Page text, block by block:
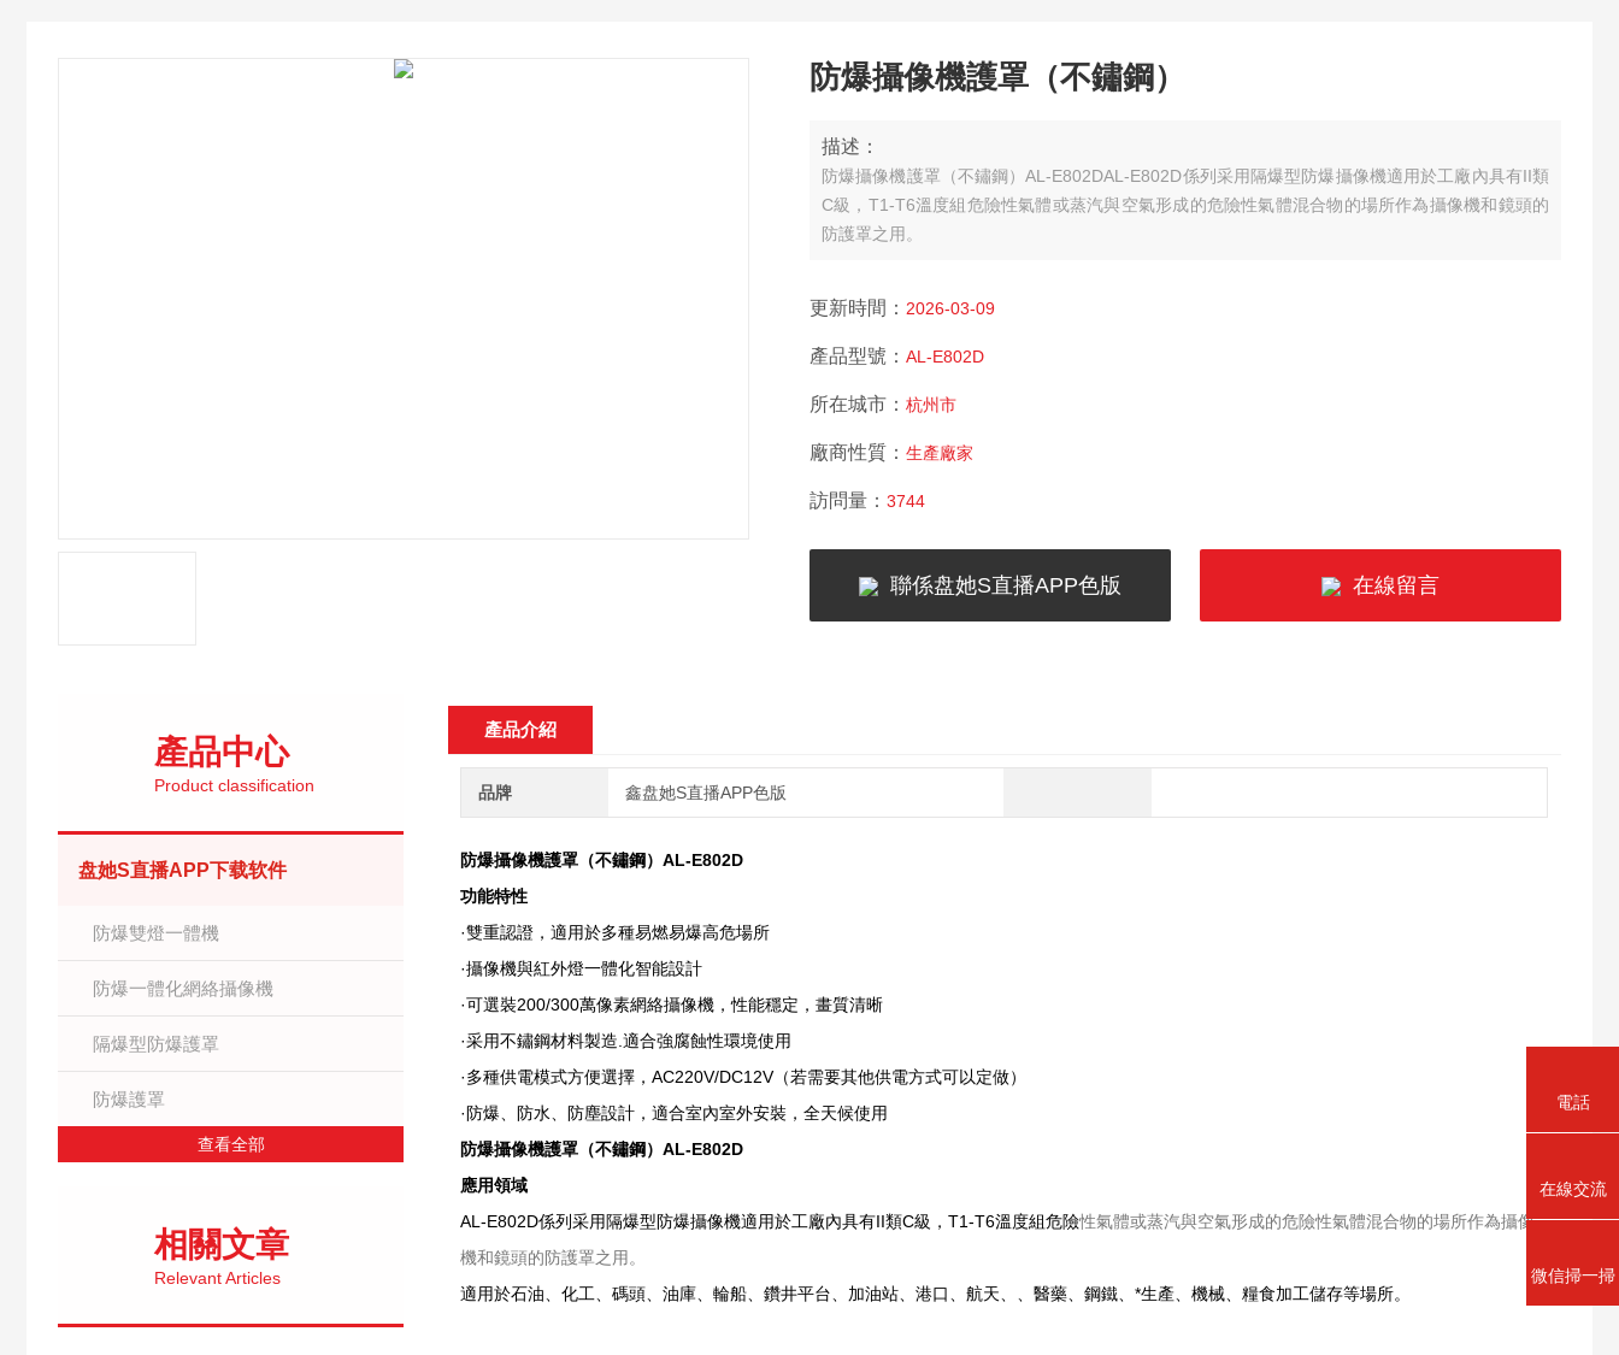
防爆攝像機護罩（不鏽鋼）
描述：
防爆攝像機護罩（不鏽鋼）AL-E802DAL-E802D係列采用隔爆型防爆攝像機適用於工廠內具有II類
C級，T1-T6溫度組危險性氣體或蒸汽與空氣形成的危險性氣體混合物的場所作為攝像機和鏡頭的
防護罩之用。
更新時間： 2026-03-09
產品型號： AL-E802D
所在城市： 杭州市
廠商性質： 生產廠家
訪問量： 3744
聯係盘她S直播APP色版 在線留言
產品中心
Product classification
盘她S直播APP下载软件
防爆雙燈一體機
防爆一體化網絡攝像機
隔爆型防爆護罩
防爆護罩
查看全部
相關文章
Relevant Articles
產品介紹
品牌 鑫盘她S直播APP色版
防爆攝像機護罩（不鏽鋼）AL-E802D
功能特性
·雙重認證，適用於多種易燃易爆高危場所
·攝像機與紅外燈一體化智能設計
·可選裝200/300萬像素網絡攝像機，性能穩定，畫質清晰
·采用不鏽鋼材料製造.適合強腐蝕性環境使用
·多種供電模式方便選擇，AC220V/DC12V（若需要其他供電方式可以定做）
·防爆、防水、防塵設計，適合室內室外安裝，全天候使用
防爆攝像機護罩（不鏽鋼）AL-E802D
應用領域
AL-E802D係列采用隔爆型防爆攝像機適用於工廠內具有II類C級，T1-T6溫度組危險性氣體或蒸汽與空氣形成的危險性氣體混合物的場所作為攝像
機和鏡頭的防護罩之用。
適用於石油、化工、碼頭、油庫、輪船、鑽井平台、加油站、港口、航天、、醫藥、鋼鐵、*生產、機械、糧食加工儲存等場所。
電話
在線交流
微信掃一掃